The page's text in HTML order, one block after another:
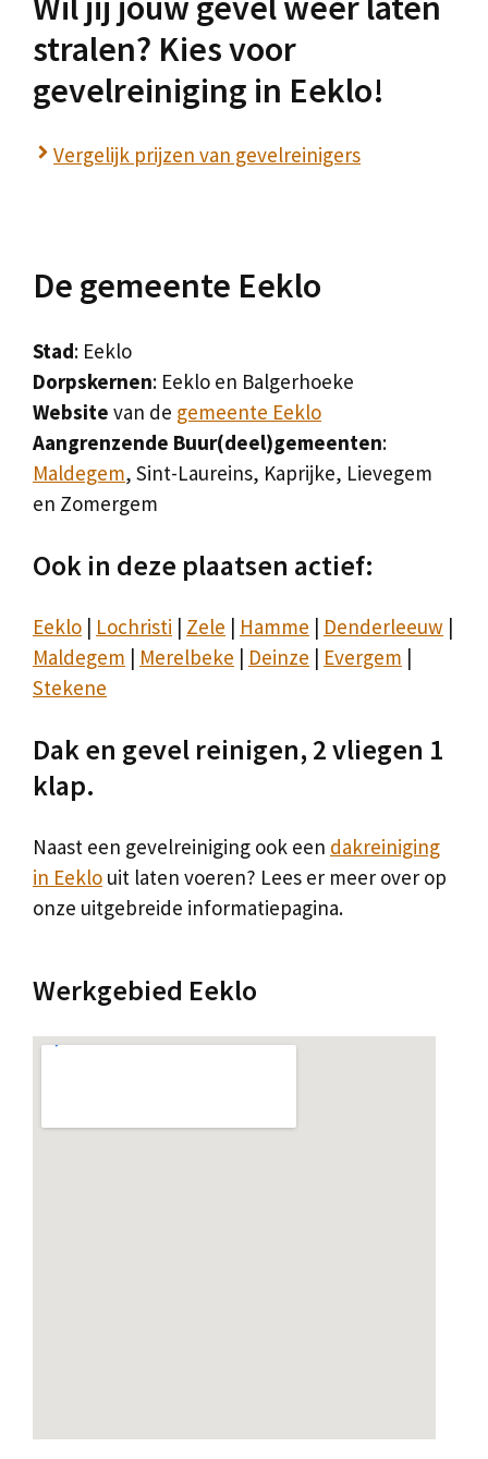
stralen? Kies voor
gevelreiniging in Eeklo!
Vergelijk prijzen van gevelreinigers
De gemeente Eeklo
Stad: Eeklo
Dorpskernen: Eeklo en Balgerhoeke
Website van de gemeente Eeklo
Aangrenzende Buur(deel)gemeenten:
Maldegem, Sint-Laureins, Kaprijke, Lievegem
en Zomergem
Ook in deze plaatsen actief:
Eeklo | Lochristi | Zele | Hamme | Denderleeuw |
Maldegem | Merelbeke | Deinze | Evergem |
Stekene
Dak en gevel reinigen, 2 vliegen 1
klap.
Naast een gevelreiniging ook een dakreiniging
in Eeklo uit laten voeren? Lees er meer over op
onze uitgebreide informatiepagina.
Werkgebied Eeklo